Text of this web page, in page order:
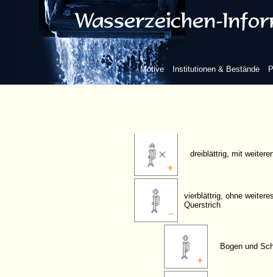
Motive Institutionen & Bestände
Blume/Blatt
dreiblättrig, mit
vierblättrig, ohne
Querstrich
Bogen und